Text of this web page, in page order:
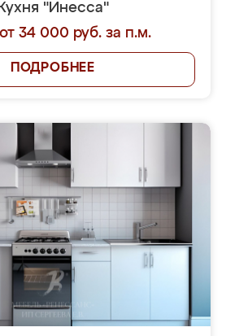
Кухня "Инесса"
34 000 руб. за п.м.
ПОДРОБНЕЕ